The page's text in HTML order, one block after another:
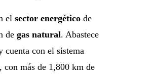
el sector energéticode
de gas natural. Abastece
cuenta con el sistema
con más de 1,800 km de